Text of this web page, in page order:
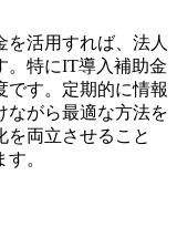
を活用すれば、法人
。特にIT導入補助金
です。定期的に情報
ながら最適な方法を
を両立させること
。